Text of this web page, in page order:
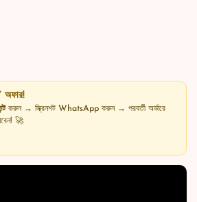
করুন → স্ক্রিনশট WhatsApp করুন → পরবর্তী অর্ডারে
🚀